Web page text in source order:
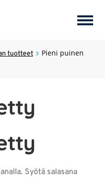
tuotteet
Pieni puinen
Syötä salasana